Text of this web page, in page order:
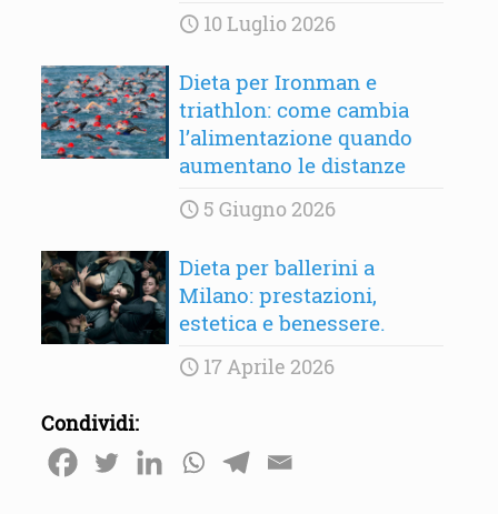
10 Luglio 2026
Dieta per Ironman e
triathlon: come cambia
l’alimentazione quando
aumentano le distanze
5 Giugno 2026
Dieta per ballerini a
Milano: prestazioni,
estetica e benessere.
17 Aprile 2026
Condividi: